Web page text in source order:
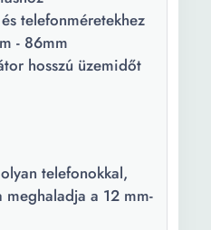
telefonméretekhez
- 86mm
hosszú üzemidőt
telefonokkal,
meghaladja a 12 mm-